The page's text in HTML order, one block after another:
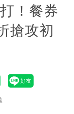
量「紅到發
公斤黃金仍
兒與老師一
注意事項快
明「疑點重
！餐券
搶攻初